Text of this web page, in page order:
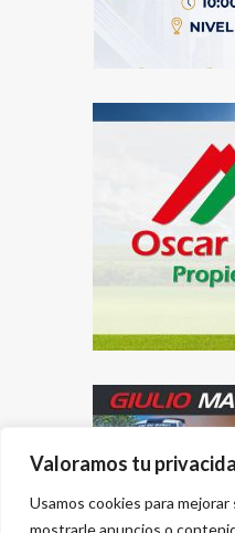
Valoramos tu
Usamos cookies para
mostrarle anuncios o